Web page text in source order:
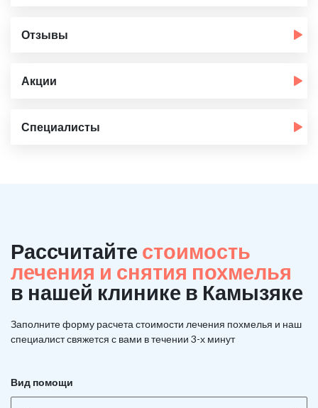
Отзывы
Акции
Специалисты
Рассчитайте стоимость
лечения и снятия похмелья
в нашей клинике в Камызяке
Заполните форму расчета стоимости лечения похмелья и наш
специалист свяжется с вами в течении 3-х минут
Вид помощи